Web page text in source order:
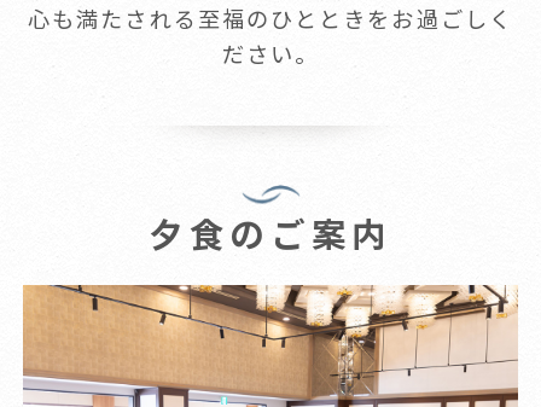
心も満たされる至福のひとときをお過ごしく
ださい。
夕食のご案内